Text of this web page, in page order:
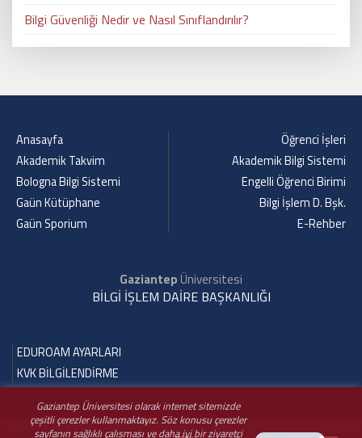
Gaziantep Üniversitesi olarak internet sitemizde
çeşitli çerezler kullanmaktayız. Söz konusu çerezler
sayfanın sağlıklı çalışması ve daha iyi bir ziyaretçi
Bilgi Güvenliği Nedir ve Nasıl Sınıflandırılır?
Anasayfa
Akademik Takvim
Bologna Bilgi Sistemi
Gaün Kütüphane
Gaün Sporium
Öğrenci İşleri
Akademik Bilgi Sistemi
Engelli Öğrenci Birimi
Bilgi İşlem D. Bşk.
E-Rehber
GaziantepÜniversitesi
BİLGİ İŞLEM DAİRE BAŞKANLIĞI
EDUROAM AYARLARI
KVK BİLGİLENDİRME